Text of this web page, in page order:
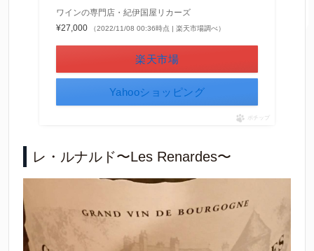
ワインの専門店・紀伊国屋リカーズ
¥27,000
（2022/11/08 00:36時点 | 楽天市場調べ）
楽天市場
Yahooショッピング
ポチップ
レ・ルナルド〜Les Renardes〜